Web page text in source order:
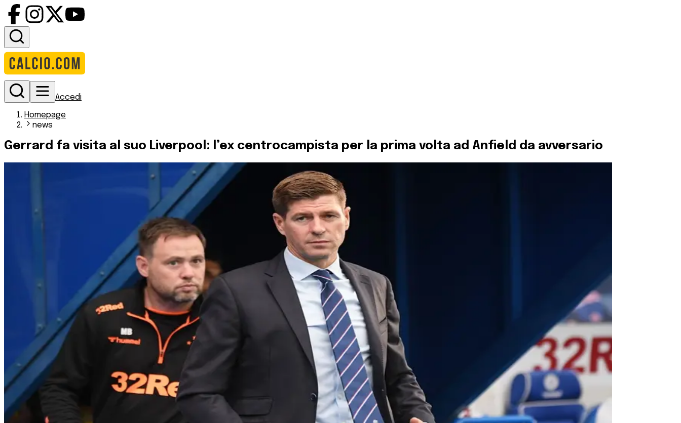
Accedi
Homepage
news
Gerrard fa visita al suo Liverpool: l’ex centrocampista per la prima volta ad Anfield da avversario